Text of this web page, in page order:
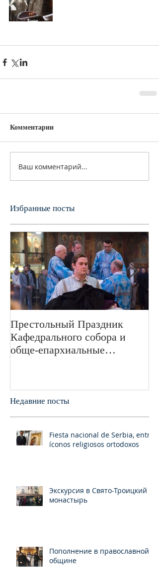
Комментарии
Ваш комментарий...
Избранные посты
Престольный Праздник
Кафедрального собора и
обще-епархиальные
Недавние посты
Fiesta nacional de Serbia, entre
íconos religiosos ortodoxos
Экскурсия в Свято-Троицкий
монастырь
Пополнение в православной
общине